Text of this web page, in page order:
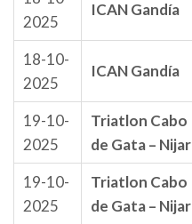
2025
ICAN Gandía
18-10-
2025
ICAN Gandía
19-10-
2025
Triatlon Cabo
de Gata – Nijar
19-10-
2025
Triatlon Cabo
de Gata – Nijar